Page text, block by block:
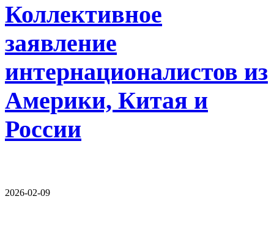
Коллективное
заявление
интернационалистов из
Америки, Китая и
России
2026-02-09